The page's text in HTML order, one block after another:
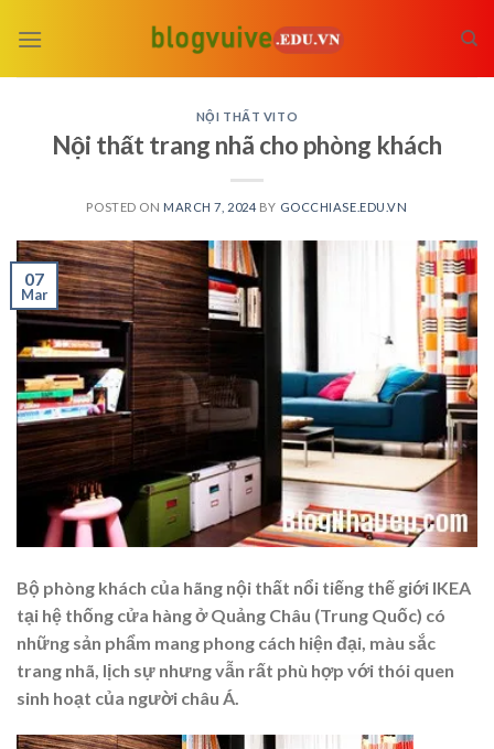
NỘI THẤT VITO
Nội thất trang nhã cho phòng khách
POSTED ON MARCH 7, 2024 BY GOCCHIASE.EDU.VN
07
Mar
Bộ phòng khách của hãng nội thất nổi tiếng thế giới IKEA
tại hệ thống cửa hàng ở Quảng Châu (Trung Quốc) có
những sản phẩm mang phong cách hiện đại, màu sắc
trang nhã, lịch sự nhưng vẫn rất phù hợp với thói quen
sinh hoạt của người châu Á.